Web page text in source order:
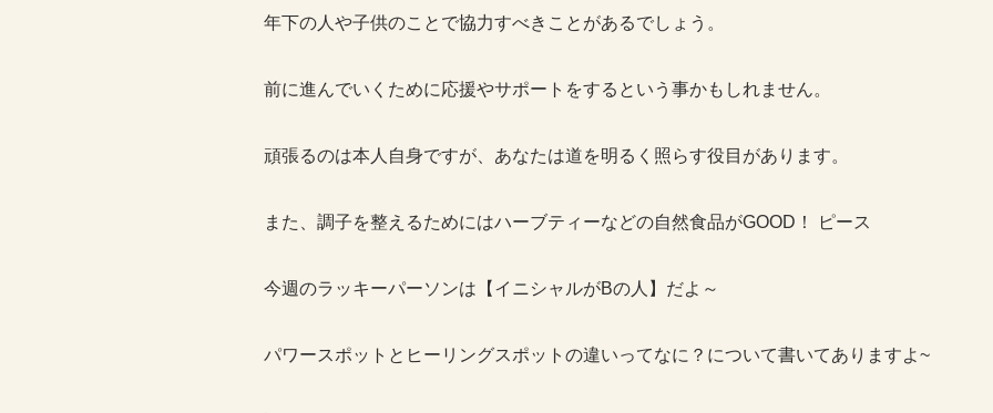
年下の人や子供のことで協力すべきことがあるでしょう。
前に進んでいくために応援やサポートをするという事かもしれません。
頑張るのは本人自身ですが、あなたは道を明るく照らす役目があります。
また、調子を整えるためにはハーブティーなどの自然食品がGOOD！ ピース
今週のラッキーパーソンは【イニシャルがBの人】だよ～
パワースポットとヒーリングスポットの違いってなに？について書いてありますよ~